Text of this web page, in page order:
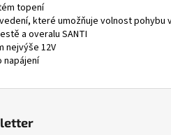
topení
které umožňuje volnost pohybu
a overalu SANTI
nejvýše 12V
napájení